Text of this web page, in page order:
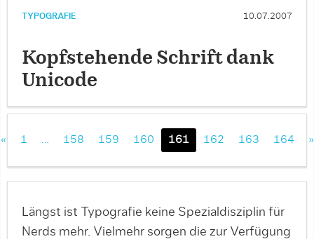
TYPOGRAFIE 10.07.2007
Kopfstehende Schrift dank
Unicode
« 1 158 159 160 161 162 163 164 »
Längst ist Typografie keine Spezialdisziplin für
Nerds mehr. Vielmehr sorgen die zur Verfügung